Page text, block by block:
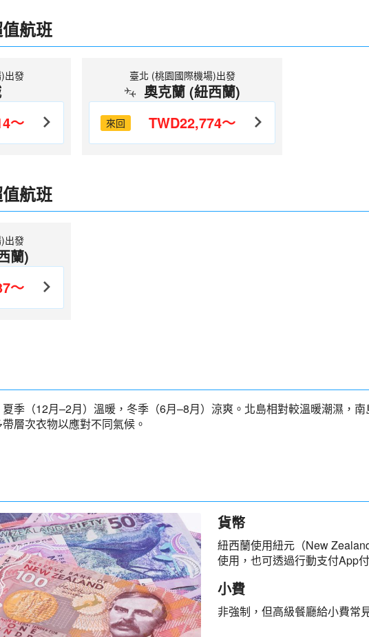
航班
出發
～
臺北 (桃園國際機場)出發
奧克蘭 (紐西蘭)
來回 TWD22,774～
航班
出發
蘭)
～
季（12月–2月）溫暖，冬季（6月–8月）涼爽。北島相對較溫暖潮濕，
層次衣物以應對不同氣候。
貨幣
紐西蘭使用紐元（New
使用，也可透過行動支付App
小費
非強制，但高級餐廳給小費常